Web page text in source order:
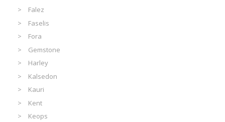
Falez
Faselis
Fora
Gemstone
Harley
Kalsedon
Kauri
Kent
Keops